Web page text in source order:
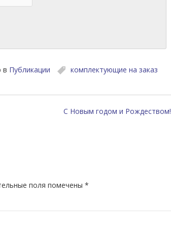
в Публикации
комплектующие на заказ
С Новым годом и Рождеством!
поля помечены *